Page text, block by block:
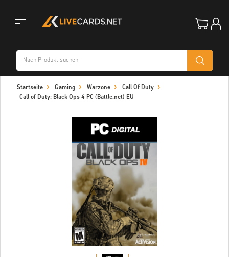
navigation
Startseite Gaming Warzone
Call Of Duty
Call of Duty: Black Ops 4 PC (Battle.net) EU